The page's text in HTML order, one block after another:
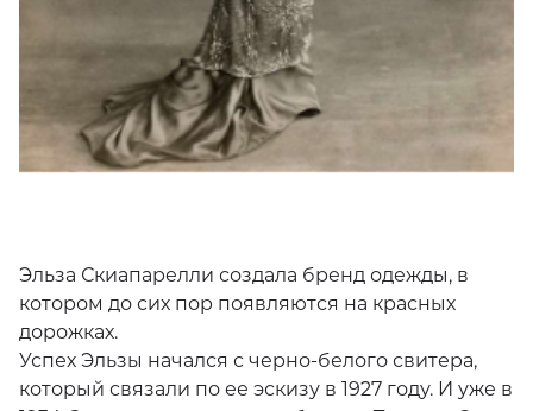
Эльза Скиапарелли создала бренд одежды, в
котором до сих пор появляются на красных
дорожках.
Успех Эльзы начался с черно-белого свитера,
который связали по ее эскизу в 1927 году. И уже